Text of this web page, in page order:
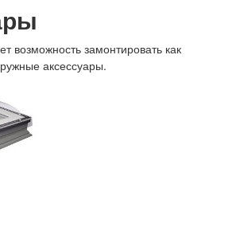
возможность замонтировать как
аксессуары.